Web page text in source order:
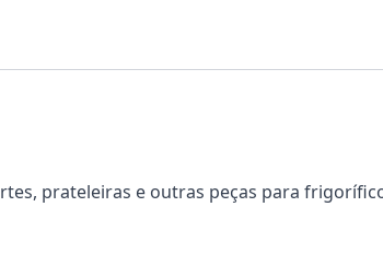
prateleiras e outras peças para